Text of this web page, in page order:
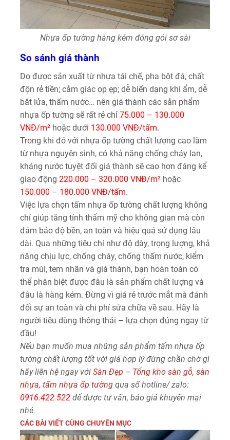
Nhựa ốp tường hàng kém đóng gói sơ sài
So sánh giá thành
Do được sản xuất từ nhựa tái chế, pha bột đá, chất
độn rẻ tiền; cảm giác ọp ẹp; dễ biến dạng khi ẩm, dễ
bắt lửa, thấm nước… nên giá thành các sản phẩm
nhựa ốp tường sẽ rất rẻ chỉ 75.000 – 130.000
VNĐ/m² hoặc dưới 130.000 VNĐ/tấm.
Trong khi đó với nhựa ốp tường chất lượng cao làm
từ nhựa nguyên sinh, có khả năng chống cháy lan,
kháng nước tuyệt đối giá thành sẽ cao hơn đáng kể
giao động 220.000 – 320.000 VNĐ/m² hoặc
150.000 – 180.000 VNĐ/tấm.
Việc lựa chọn tấm nhựa ốp tường chất lượng không
chỉ giúp tăng tính thẩm mỹ cho không gian mà còn
đảm bảo độ bền, an toàn và hiệu quả sử dụng lâu
dài. Qua những tiêu chí như độ dày, trọng lượng, khả
năng chịu lực, chống cháy, chống thấm nước, kiểm
tra mùi, tem nhãn và giá thành, bạn hoàn toàn có
thể phân biệt được đâu là sản phẩm chất lượng và
đâu là hàng kém. Đừng vì giá rẻ trước mắt mà đánh
đổi sự an toàn và chi phí sửa chữa về sau. Hãy là
người tiêu dùng thông thái – lựa chọn đúng ngay từ
đầu!
Nếu bạn muốn mua những sản phẩm tấm nhựa ốp
tường chất lượng tốt với giá hợp lý đừng chần chờ gì
hãy liên hệ ngay với Sàn Đẹp – Tổng kho sàn gỗ, sàn
nhựa, tấm nhựa ốp tường qua số hotline/ zalo:
0916.422.522 để được tư vấn, báo giá khuyến mại
nhé.
CÁC BÀI VIẾT CÙNG CHUYÊN MỤC